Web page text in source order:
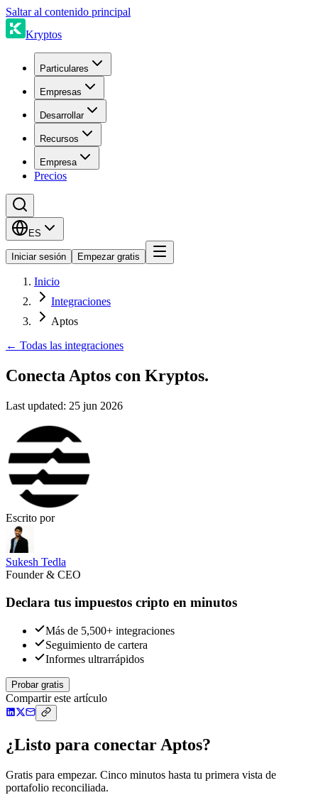
Saltar al contenido principal
Kryptos
Particulares
Empresas
Desarrollar
Recursos
Empresa
Precios
ES
Iniciar sesión Empezar gratis
Inicio
Integraciones
Aptos
← Todas las integraciones
Conecta Aptos con Kryptos.
Last updated: 25 jun 2026
Escrito por
Sukesh Tedla
Founder & CEO
Declara tus impuestos cripto en minutos
Más de 5,500+ integraciones
Seguimiento de cartera
Informes ultrarrápidos
Probar gratis
Compartir este artículo
¿Listo para conectar Aptos?
Gratis para empezar. Cinco minutos hasta tu primera vista de
portafolio reconciliada.